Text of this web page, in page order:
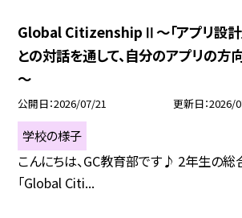
Global CitizenshipⅡ～「アプリ設計
との対話を通して、自分のアプリの方
～
公開日 2026/07/21 更新日 2026/
学校の様子
こんにちは、GC教育部です♪ 2年生の
「Global Citi...